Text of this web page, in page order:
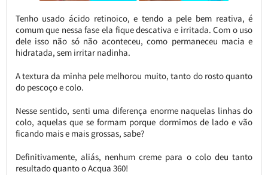
Tenho usado ácido retinoico, e tendo a pele bem reativa, é
comum que nessa fase ela fique descativa e irritada. Com o uso
dele isso não só não aconteceu, como permaneceu macia e
hidratada, sem irritar nadinha.
A textura da minha pele melhorou muito, tanto do rosto quanto
do pescoço e colo.
Nesse sentido, senti uma diferença enorme naquelas linhas do
colo, aquelas que se formam porque dormimos de lado e vão
ficando mais e mais grossas, sabe?
Definitivamente, aliás, nenhum creme para o colo deu tanto
resultado quanto o Acqua 360!